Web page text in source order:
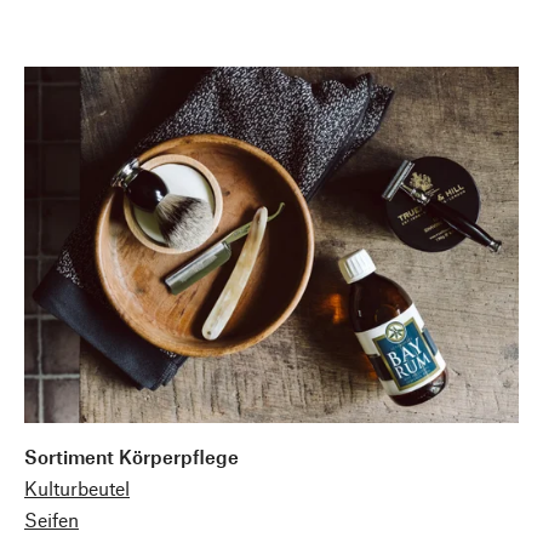
Sortiment Körperpflege
Kulturbeutel
Seifen